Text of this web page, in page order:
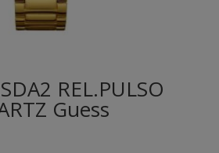
REL.PULSO
Guess